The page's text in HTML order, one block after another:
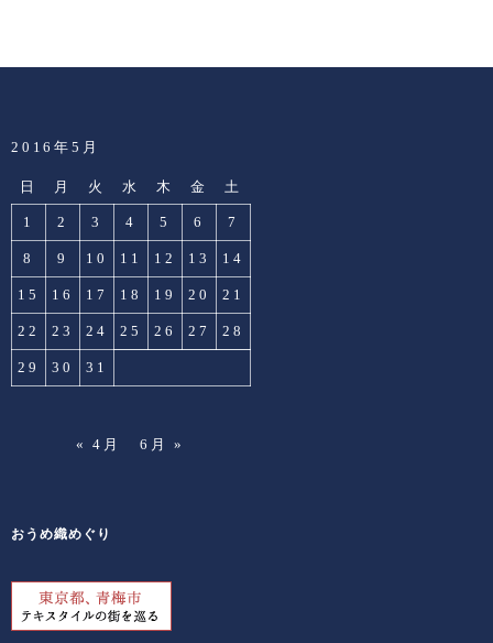
2016年5月
日 月 火 水 木 金 土
1 2 3 4 5 6 7
8 9 10 11 12 13 14
15 16 17 18 19 20 21
22 23 24 25 26 27 28
29 30 31
« 4月 6月 »
おうめ織めぐり